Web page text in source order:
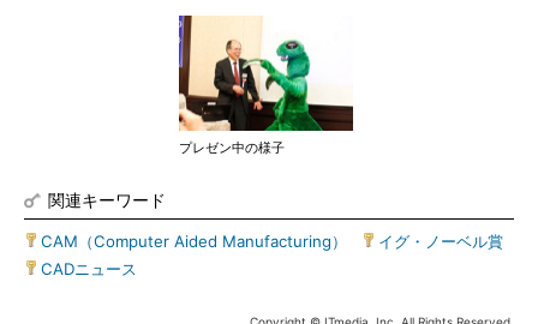
プレゼン中の様子
関連キーワード
CAM（Computer Aided Manufacturing） イグ・ノーベル賞
CADニュース